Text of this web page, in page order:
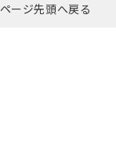
ページ先頭へ戻る